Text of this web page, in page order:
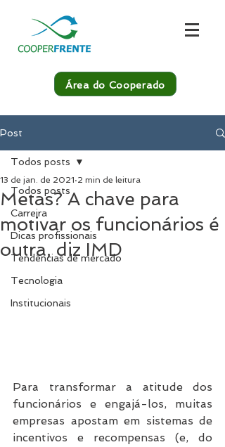
Área do Cooperado
Post
Todos posts
Carreira
Dicas profissionais
Tendências de mercado
Tecnologia
Institucionais
Todos posts
Metas? A chave para
motivar os funcionários é
outra, diz IMD
13 de jan. de 2021 2 min de leitura
Para transformar a atitude dos
funcionários e engajá-los, muitas
empresas apostam em sistemas de
incentivos e recompensas (e, do